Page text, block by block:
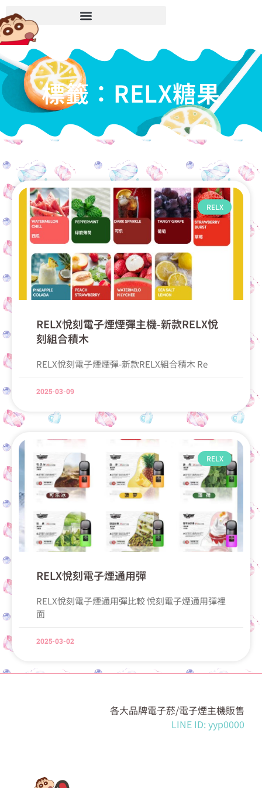
標籤：RELX糖果
RELX
RELX悅刻電子煙煙彈主機-新款RELX悅
刻組合積木
RELX悅刻電子煙煙彈-新款RELX組合積木 Re
2025-03-09
RELX
RELX悅刻電子煙通用彈
RELX悅刻電子煙通用彈比較 悅刻電子煙通用彈裡
面
2025-03-02
各大品牌電子菸/電子煙主機販售
LINE ID: yyp0000